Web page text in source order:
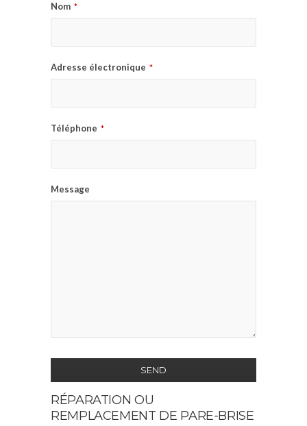
Nom *
Adresse électronique *
Téléphone *
Message
SEND
This
field
RÉPARATION OU
REMPLACEMENT DE PARE-BRISE